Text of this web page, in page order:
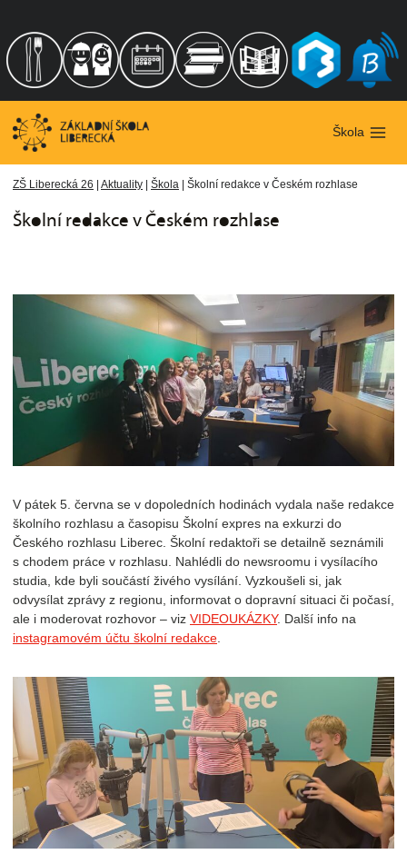
obsah
Škola
ZŠ Liberecká 26 | Aktuality | Škola | Školní redakce v Českém rozhlase
Školní redakce v Českém rozhlase
V pátek 5. června se v dopoledních hodinách vydala naše redakce
školního rozhlasu a časopisu Školní expres na exkurzi do
Českého rozhlasu Liberec. Školní redaktoři se detailně seznámili
s chodem práce v rozhlasu. Nahlédli do newsroomu i vysílacího
studia, kde byli součástí živého vysílání. Vyzkoušeli si, jak
odvysílat zprávy z regionu, informovat o dopravní situaci či počasí,
ale i moderovat rozhovor – viz VIDEOUKÁZKY. Další info na
instagramovém účtu školní redakce